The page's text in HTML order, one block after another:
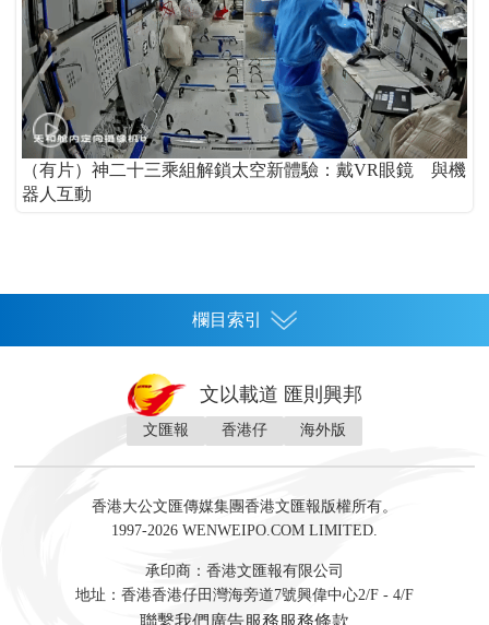
（有片）神二十三乘組解鎖太空新體驗：戴VR眼鏡 與機
器人互動
欄目索引
灣區人
財經 地產 投資 財評 數字經濟
訪談 直播 經湋論
藝術 文學
文以載道 匯則興邦
文匯報 香港仔 海外版
香港大公文匯傳媒集團香港文匯報版權所有。
1997-2026 WENWEIPO.COM LIMITED.
承印商：香港文匯報有限公司
地址：香港香港仔田灣海旁道7號興偉中心2/F - 4/F
聯繫我們 廣告服務服務條款